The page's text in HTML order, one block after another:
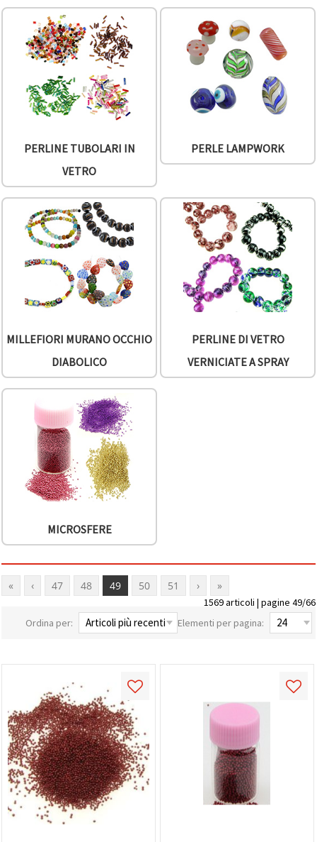
PERLINE TUBOLARI IN
VETRO
PERLE LAMPWORK
MILLEFIORI MURANO OCCHIO
DIABOLICO
PERLINE DI VETRO
VERNICIATE A SPRAY
MICROSFERE
« ‹ 47 48 49 50 51 › »
1569 articoli | pagine 49/66
Ordina per:
Elementi per pagina: